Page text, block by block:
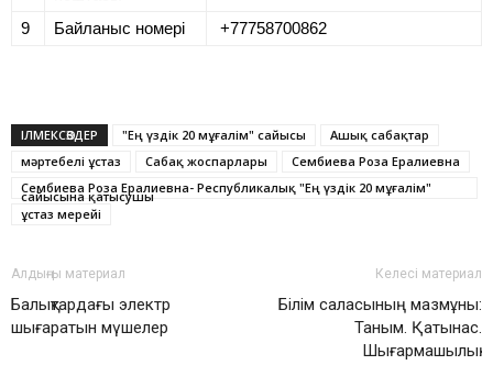
9 Байланыс номері +77758700862
ІЛМЕКСӨЗДЕР "Ең үздік 20 мұғалім" сайысы
Ашық сабақтар
мәртебелі ұстаз
Сабақ жоспарлары
Сембиева Роза Ералиевна
Сембиева Роза Ералиевна- Республикалық "Ең үздік 20 мұғалім"
сайысына қатысушы
ұстаз мерейі
Алдыңғы материал
Балықтардағы электр
шығаратын мүшелер
Келесі материал
Білім саласының мазмұны:
Таным. Қатынас.
Шығармашылық.